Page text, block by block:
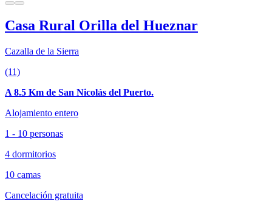
Casa Rural Orilla del Hueznar
Cazalla de la Sierra
(11)
A 8.5 Km de San Nicolás del Puerto.
Alojamiento entero
1 - 10 personas
4 dormitorios
10 camas
Cancelación gratuita